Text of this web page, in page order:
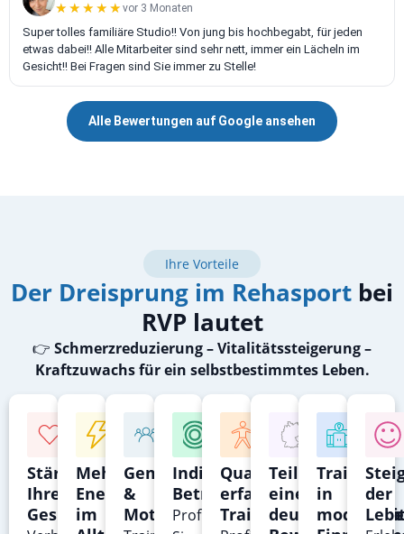
★★★★★
★★★★★ vor 3 Monaten
Super tolles familiäre Studio!! Von jung bis hochbegabt, für jeden
etwas dabei!! Alle Mitarbeiter sind sehr nett, immer ein Lächeln im
Gesicht!! Bei Fragen sind Sie immer zu Stelle!
Alle Bewertungen auf Google ansehen
Ihre Vorteile
Der Dreisprung im Rehasport bei
RVP lautet
👉 Schmerzreduzierung – Vitalitätssteigerung –
Kraftzuwachs für ein selbstbestimmtes Leben.
Stärkung
Ihrer
Gesundheit
Mehr
Energie
im
Gemeinschaft
&
Motivation
Individuelle
Betreuung
Profitieren
Qualitative,
erfahrene
Trainer
Teil
einer
Training
in
modernen
der